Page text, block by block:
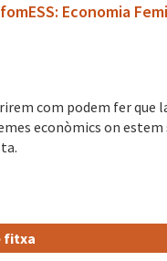
Economia
com podem fer que
econòmics on estem
fitxa